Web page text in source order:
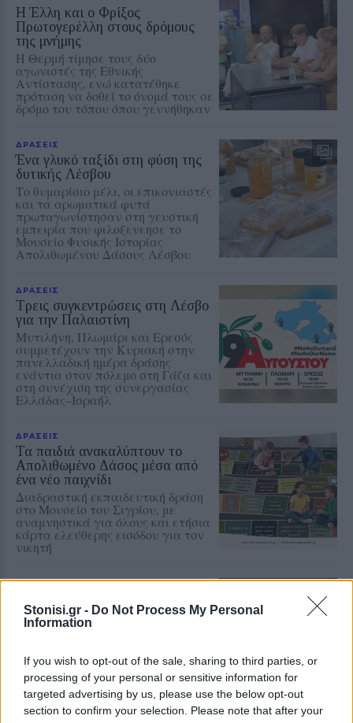
Stonisi.gr - Do Not Process My Personal
Information
If you wish to opt-out of the sale, sharing to third parties, or
processing of your personal or sensitive information for
targeted advertising by us, please use the below opt-out
section to confirm your selection. Please note that after your
Η Έλλη και ο Φρίξος
Πρωτογερέλλη στους δρόμους
της μνήμης
Η Θερμή τίμησε τους δύο
αγωνιστές της Εθνικής
Αντίστασης, ενώ κατατέθηκε
πρόταση να δοθεί το όνομά τους σε
δρόμο του τόπου όπου γεννήθηκαν
ΔΡΑΣΕΙΣ
Ένα γλυκό ταξίδι στη φύση της
δυτικής Λέσβου
Το θυμαρίσιο μέλι, οι επικονιαστές
και τα αρωματικά φυτά
πρωταγωνίστησαν στη γευστική
εμπειρία που φιλοξενεησε το
Μουσείο Φυσικής Ιστορίας
Απολιθωμένου Δάσους Λέσβου
ΔΡΑΣΕΙΣ
Τρεις συγκεντρώσεις στη Λέσβο
για την Παλαιστίνη
Μυτιλήνη, Πλωμάρι και Ερεσός
συμμετέχουν την Κυριακή στην
πανελλαδική ημέρα δράσης
ενάντια στον πόλεμο στη Γάζα και
στη συνέχιση της συνεργασίας
Ελλάδας–Ισραήλ
ΔΡΑΣΕΙΣ
Τα παιδιά ανακαλύπτουν το
Απολιθωμένο Δάσος μέσα από
ένα νέο παιχνίδι
Διαδραστική εκπαιδευτική δράση
στο Μουσείο του Σιγρίου, με
αναμνηστικά για όλους και ετήσια
κάρτα ελεύθερης εισόδου για τον
νικητή
ΔΡΑΣΕΙΣ
της Παλαιστίνης από
ανειδίκευτους γιατρούς της
Την Κυριακή 9 Αυγούστου, στις
7.30 το απόγευμα, έξω από το
κεντρικό κτήριο της Περιφέρειας
Βορείου Αιγαίου στη Μυτιλήνη η
κινητοποίηση